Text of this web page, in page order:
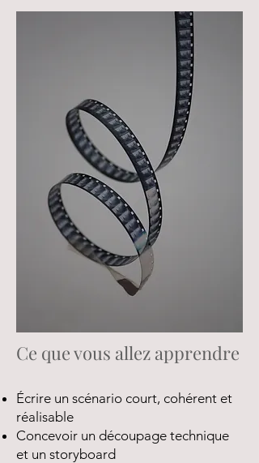
Ce que vous allez apprendre
Écrire un scénario court, cohérent et
réalisable
Concevoir un découpage technique
et un storyboard